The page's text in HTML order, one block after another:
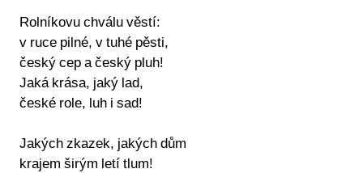
Rolníkovu chválu věstí:
v ruce pilné, v tuhé pěsti,
český cep a český pluh!
Jaká krása, jaký lad,
české role, luh i sad!
Jakých zkazek, jakých dům
krajem širým letí tlum!